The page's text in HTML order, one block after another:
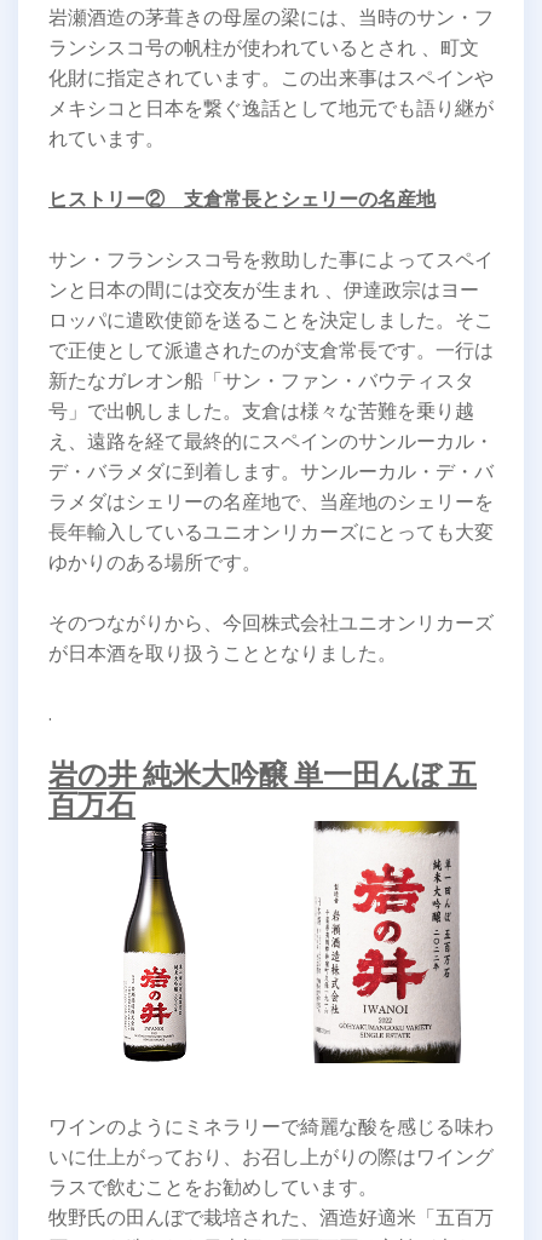
岩瀬酒造の茅葺きの母屋の梁には、当時のサン・フ
ランシスコ号の帆柱が使われているとされ 、町文
化財に指定されています。この出来事はスペインや
メキシコと日本を繋ぐ逸話として地元でも語り継が
れています。
ヒストリー② 支倉常長とシェリーの名産地
サン・フランシスコ号を救助した事によってスペイ
ンと日本の間には交友が生まれ 、伊達政宗はヨー
ロッパに遣欧使節を送ることを決定しました。そこ
で正使として派遣されたのが支倉常長です。一行は
新たなガレオン船「サン・ファン・バウティスタ
号」で出帆しました。支倉は様々な苦難を乗り越
え、遠路を経て最終的にスペインのサンルーカル・
デ・バラメダに到着します。サンルーカル・デ・バ
ラメダはシェリーの名産地で、当産地のシェリーを
長年輸入しているユニオンリカーズにとっても大変
ゆかりのある場所です。
そのつながりから、今回株式会社ユニオンリカーズ
が日本酒を取り扱うこととなりました。
.
岩の井 純米大吟醸 単一田んぼ 五
百万石
ワインのようにミネラリーで綺麗な酸を感じる味わ
いに仕上がっており、お召し上がりの際はワイング
ラスで飲むことをお勧めしています。
牧野氏の田んぼで栽培された、酒造好適米「五百万